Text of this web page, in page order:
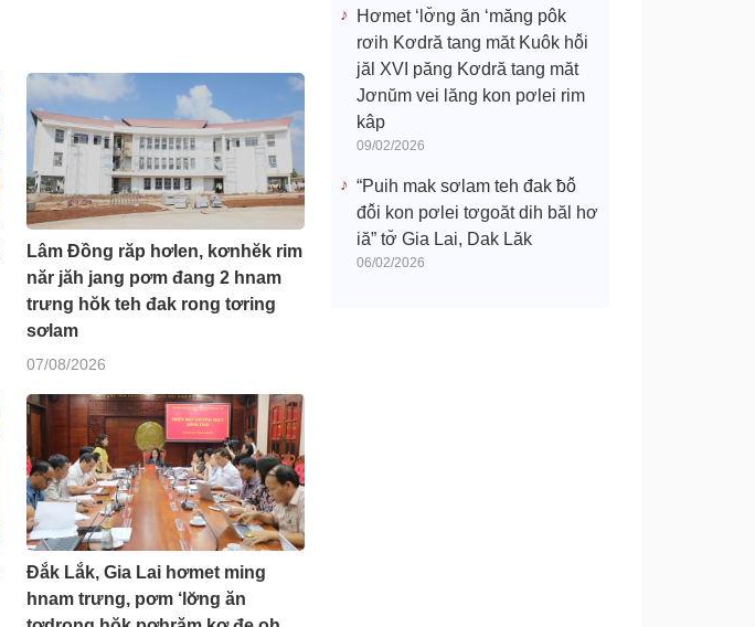
Lâm Đồng răp hơlen, kơnhĕk rim
năr jăh jang pơm đang 2 hnam
trưng hŏk teh đak rong tơring
sơlam
07/08/2026
Đắk Lắk, Gia Lai hơmet ming
hnam trưng, pơm ‘lơ̆ng ăn
Hơmet ‘lơ̆ng ăn ‘măng pôk
rơih Kơdră tang măt Kuôk hô̆i
jăl XVI păng Kơdră tang măt
Jơnŭm vei lăng kon pơlei rim
kâp
09/02/2026
“Puih mak sơlam teh đak ƀô̆
đô̆i kon pơlei tơgoăt dih băl hơ
iă” tơ̆ Gia Lai, Dak Lăk
06/02/2026